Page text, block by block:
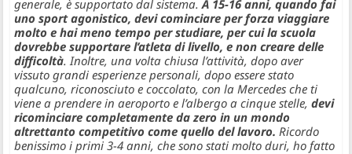
generale, è supportato dal sistema.A 15-16 anni, quando fai
uno sport agonistico, devi cominciare per forza viaggiare
molto e hai meno tempo per studiare, per cui la scuola
dovrebbe supportare l’atleta di livello, e non creare delle
difficoltà. Inoltre, una volta chiusa l’attività, dopo aver
vissuto grandi esperienze personali, dopo essere stato
qualcuno, riconosciuto e coccolato, con la Mercedes che ti
viene a prendere in aeroporto e l’albergo a cinque stelle,devi
ricominciare completamente da zero in un mondo
altrettanto competitivo come quello del lavoro. Ricordo
benissimo i primi 3-4 anni, che sono stati molto duri, ho fatto